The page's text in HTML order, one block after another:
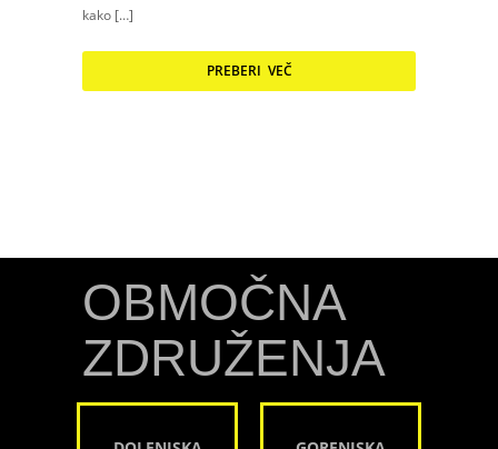
kako […]
PREBERI VEČ
OBMOČNA
ZDRUŽENJA